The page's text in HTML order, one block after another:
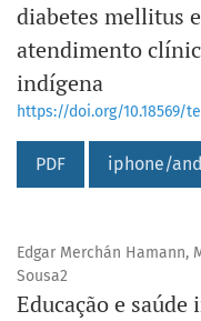
diabetes mellitus
atendimento
indígena
https://doi.org/10.18569/
PDF iphone/
Edgar Merchán Hamann,
Sousa2
Educação e